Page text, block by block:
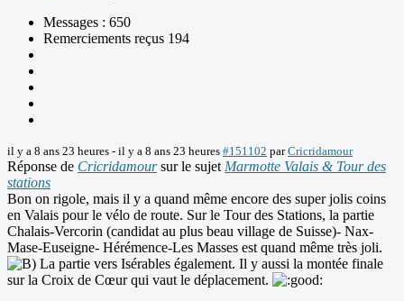
Messages : 650
Remerciements reçus 194
il y a 8 ans 23 heures - il y a 8 ans 23 heures #151102 parCricridamour
Réponse de Cricridamoursur le sujet Marmotte Valais & Tour des
stations
Bon on rigole, mais il y a quand même encore des super jolis coins
en Valais pour le vélo de route. Sur le Tour des Stations, la partie
Chalais-Vercorin (candidat au plus beau village de Suisse)- Nax-
Mase-Euseigne- Hérémence-Les Masses est quand même très joli.
La partie vers Isérables également. Il y aussi la montée finale
sur la Croix de Cœur qui vaut le déplacement.